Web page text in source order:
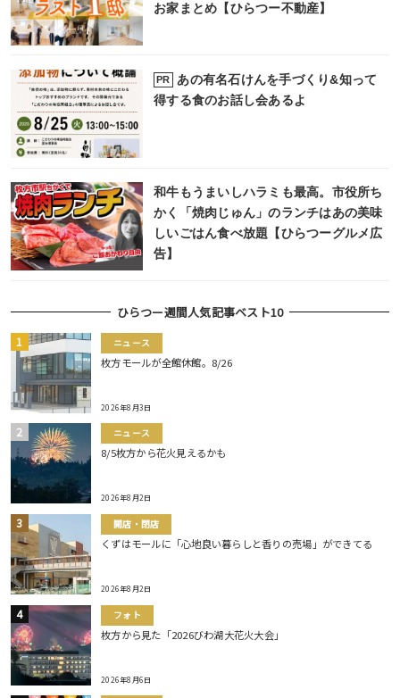
お家まとめ【ひらつー不動産】
PR
あの有名石けんを手づくり&知って
得する食のお話し会あるよ
和牛もうまいしハラミも最高。市役所ち
かく「焼肉じゅん」のランチはあの美味
しいごはん食べ放題【ひらつーグルメ広
告】
ひらつー週間人気記事ベスト10
ニュース
枚方モールが全館休館。8/26
2026年8月3日
ニュース
8/5枚方から花火見えるかも
2026年8月2日
開店・閉店
くずはモールに「心地良い暮らしと香りの売場」ができてる
2026年8月2日
フォト
枚方から見た「2026びわ湖大花火大会」
2026年8月6日